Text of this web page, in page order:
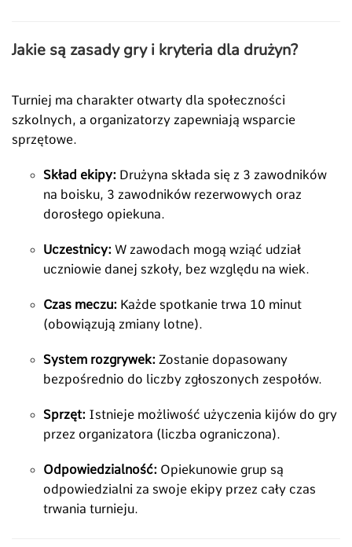
Jakie są zasady gry i kryteria dla drużyn?
Turniej ma charakter otwarty dla społeczności
szkolnych, a organizatorzy zapewniają wsparcie
sprzętowe.
Skład ekipy: Drużyna składa się z 3 zawodników
na boisku, 3 zawodników rezerwowych oraz
dorosłego opiekuna.
Uczestnicy: W zawodach mogą wziąć udział
uczniowie danej szkoły, bez względu na wiek.
Czas meczu: Każde spotkanie trwa 10 minut
(obowiązują zmiany lotne).
System rozgrywek: Zostanie dopasowany
bezpośrednio do liczby zgłoszonych zespołów.
Sprzęt: Istnieje możliwość użyczenia kijów do gry
przez organizatora (liczba ograniczona).
Odpowiedzialność: Opiekunowie grup są
odpowiedzialni za swoje ekipy przez cały czas
trwania turnieju.